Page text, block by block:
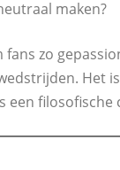
maken?
fans zo
Het
een filosofische